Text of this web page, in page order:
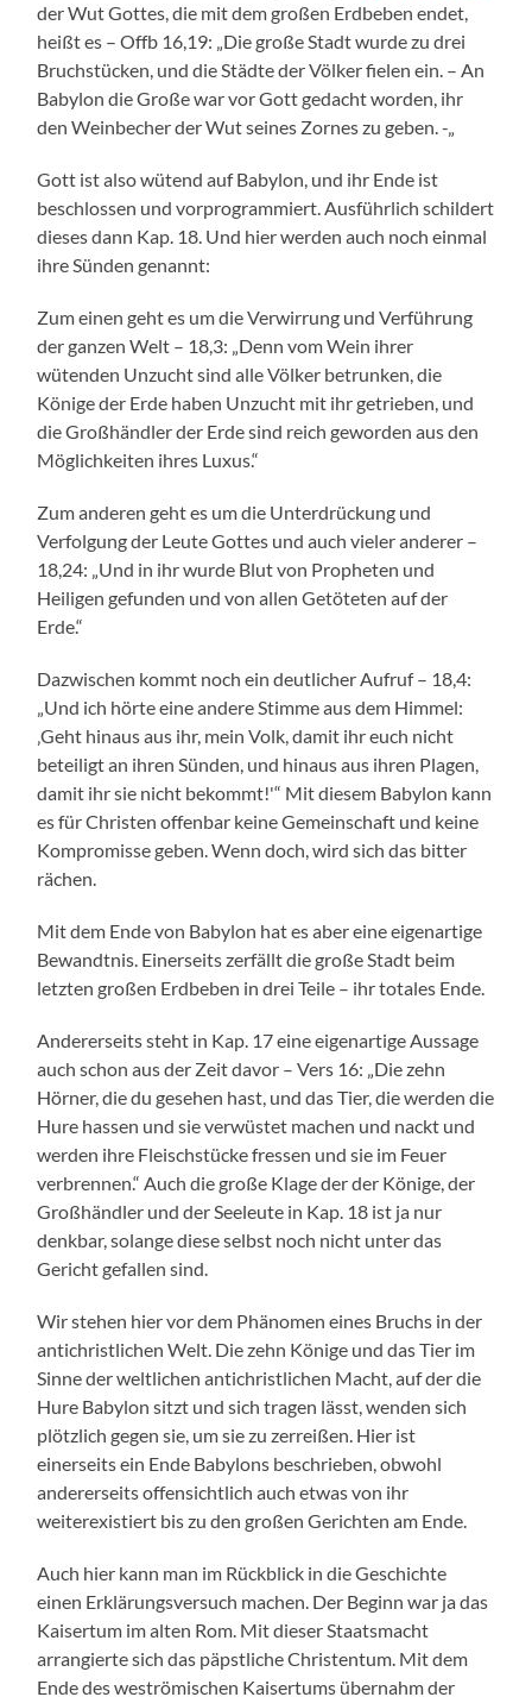
der Wut Gottes, die mit dem großen Erdbeben endet,
heißt es – Offb 16,19: „Die große Stadt wurde zu drei
Bruchstücken, und die Städte der Völker fielen ein. – An
Babylon die Große war vor Gott gedacht worden, ihr
den Weinbecher der Wut seines Zornes zu geben. -„
Gott ist also wütend auf Babylon, und ihr Ende ist
beschlossen und vorprogrammiert. Ausführlich schildert
dieses dann Kap. 18. Und hier werden auch noch einmal
ihre Sünden genannt:
Zum einen geht es um die Verwirrung und Verführung
der ganzen Welt – 18,3: „Denn vom Wein ihrer
wütenden Unzucht sind alle Völker betrunken, die
Könige der Erde haben Unzucht mit ihr getrieben, und
die Großhändler der Erde sind reich geworden aus den
Möglichkeiten ihres Luxus.“
Zum anderen geht es um die Unterdrückung und
Verfolgung der Leute Gottes und auch vieler anderer –
18,24: „Und in ihr wurde Blut von Propheten und
Heiligen gefunden und von allen Getöteten auf der
Erde.“
Dazwischen kommt noch ein deutlicher Aufruf – 18,4:
„Und ich hörte eine andere Stimme aus dem Himmel:
‚Geht hinaus aus ihr, mein Volk, damit ihr euch nicht
beteiligt an ihren Sünden, und hinaus aus ihren Plagen,
damit ihr sie nicht bekommt!'“ Mit diesem Babylon kann
es für Christen offenbar keine Gemeinschaft und keine
Kompromisse geben. Wenn doch, wird sich das bitter
rächen.
Mit dem Ende von Babylon hat es aber eine eigenartige
Bewandtnis. Einerseits zerfällt die große Stadt beim
letzten großen Erdbeben in drei Teile – ihr totales Ende.
Andererseits steht in Kap. 17 eine eigenartige Aussage
auch schon aus der Zeit davor – Vers 16: „Die zehn
Hörner, die du gesehen hast, und das Tier, die werden die
Hure hassen und sie verwüstet machen und nackt und
werden ihre Fleischstücke fressen und sie im Feuer
verbrennen.“ Auch die große Klage der der Könige, der
Großhändler und der Seeleute in Kap. 18 ist ja nur
denkbar, solange diese selbst noch nicht unter das
Gericht gefallen sind.
Wir stehen hier vor dem Phänomen eines Bruchs in der
antichristlichen Welt. Die zehn Könige und das Tier im
Sinne der weltlichen antichristlichen Macht, auf der die
Hure Babylon sitzt und sich tragen lässt, wenden sich
plötzlich gegen sie, um sie zu zerreißen. Hier ist
einerseits ein Ende Babylons beschrieben, obwohl
andererseits offensichtlich auch etwas von ihr
weiterexistiert bis zu den großen Gerichten am Ende.
Auch hier kann man im Rückblick in die Geschichte
einen Erklärungsversuch machen. Der Beginn war ja das
Kaisertum im alten Rom. Mit dieser Staatsmacht
arrangierte sich das päpstliche Christentum. Mit dem
Ende des weströmischen Kaisertums übernahm der